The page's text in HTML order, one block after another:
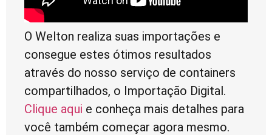
O Welton realiza suas importações e
consegue estes ótimos resultados
através do nosso serviço de containers
compartilhados, o Importação Digital.
Clique aqui e conheça mais detalhes para
você também começar agora mesmo.